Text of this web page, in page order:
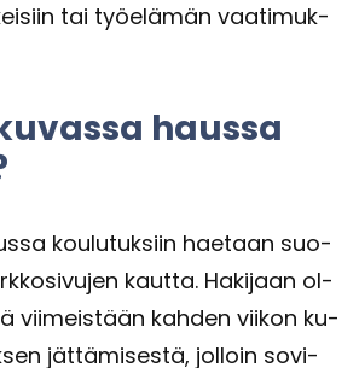
tai työ­elä­män vaa­ti­muk­
haus­sa
kou­lu­tuk­siin hae­taan suo­
kaut­ta. Ha­ki­jaan ol­
vii­meis­tään kah­den vii­kon ku­
jät­tä­mi­ses­tä, jol­loin so­vi­